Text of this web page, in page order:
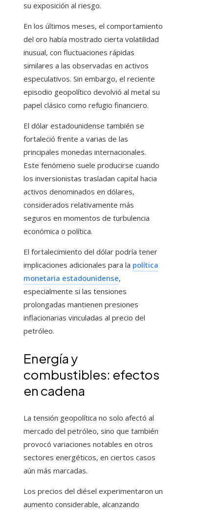
su exposición al riesgo.
En los últimos meses, el comportamiento
del oro había mostrado cierta volatilidad
inusual, con fluctuaciones rápidas
similares a las observadas en activos
especulativos. Sin embargo, el reciente
episodio geopolítico devolvió al metal su
papel clásico como refugio financiero.
El dólar estadounidense también se
fortaleció frente a varias de las
principales monedas internacionales.
Este fenómeno suele producirse cuando
los inversionistas trasladan capital hacia
activos denominados en dólares,
considerados relativamente más
seguros en momentos de turbulencia
económica o política.
El fortalecimiento del dólar podría tener
implicaciones adicionales para la política
monetaria estadounidense,
especialmente si las tensiones
prolongadas mantienen presiones
inflacionarias vinculadas al precio del
petróleo.
Energía y
combustibles: efectos
en cadena
La tensión geopolítica no solo afectó al
mercado del petróleo, sino que también
provocó variaciones notables en otros
sectores energéticos, en ciertos casos
aún más marcadas.
Los precios del diésel experimentaron un
aumento considerable, alcanzando